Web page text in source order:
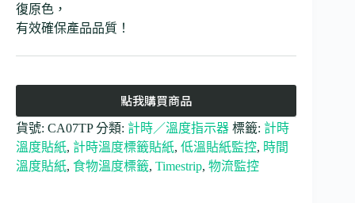
復原色，
有效確保產品品質！
點我購買商品
貨號: CA07TP 分類: 計時／溫度指示器 標籤: 計時
溫度貼紙, 計時溫度標籤貼紙, 低溫貼紙監控, 時間
溫度貼紙, 食物溫度標籤, Timestrip, 物流監控